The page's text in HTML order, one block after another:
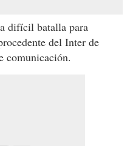
difícil batalla para
del Inter de
comunicación.